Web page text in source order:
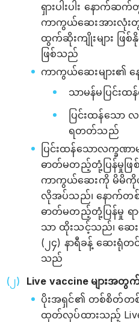
ရှားပါးပါး နောက်ဆ
ကာကွယ်ဆေးအားလုံး
ထွက်ဆိုးကျိုးများ ဖြ
ဖြစ်သည်
ကာကွယ်ဆေးများ၏
သာမန်မပြင်းထ
ပြင်းထန်သော
ရတတ်သည်
ပြင်းထန်သောလက္ခဏာမ
ဓာတ်မတည့်တုံ့ပြန်မှုဖြစ်
ကာကွယ်ဆေးကို မိမိကို
လိုအပ်သည်၊ နောက်တစ်
ဓာတ်မတည့်တုံ့ပြန်မှု ရာ
သာ ထိုးသင့်သည်၊ ဆေး
(၂၄) နာရီခန့် ဆေးရုံ
သည်
Live vaccine များအတွက်
ပိုးအရှင်၏ တစ်စိတ်တစ်ပို
ထုတ်လုပ်ထားသည့် Live